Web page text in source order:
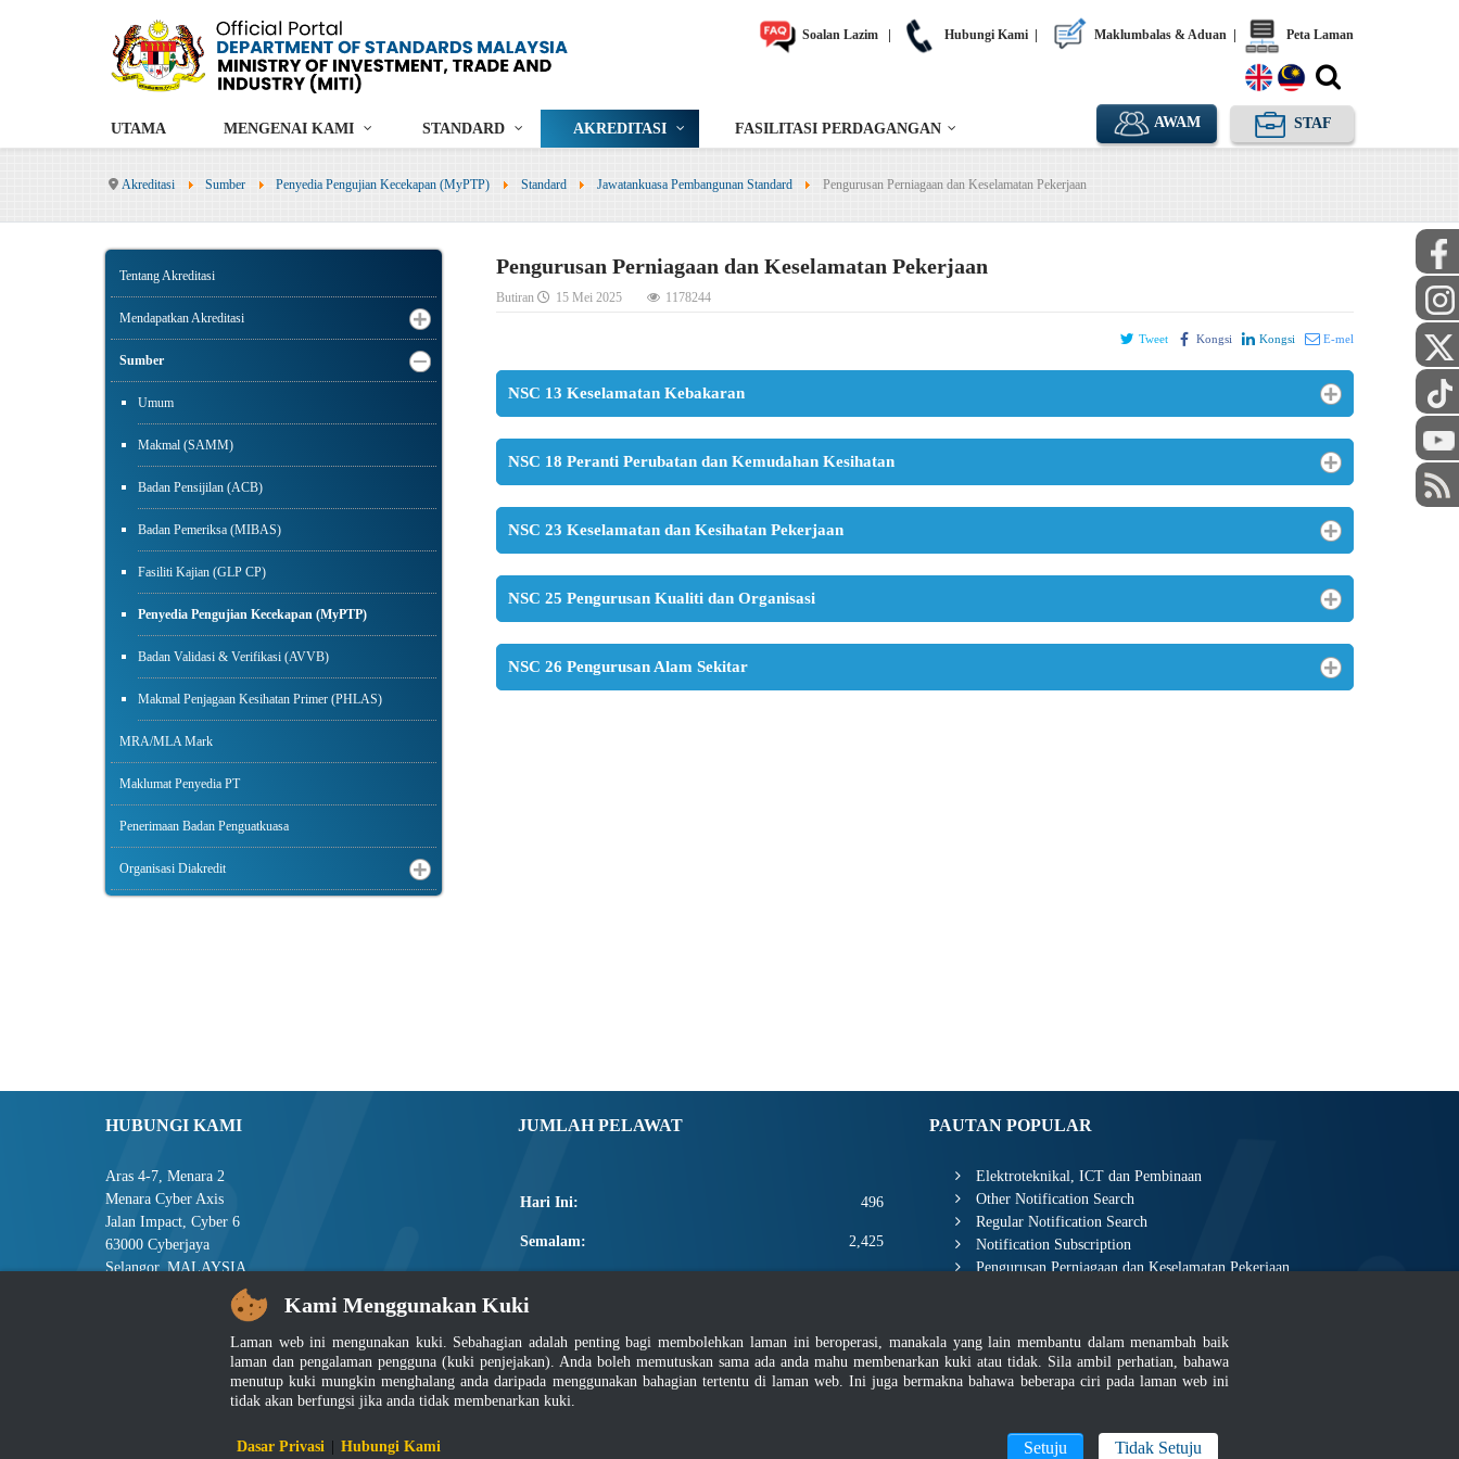
Soalan Lazim Hubungi Kami Maklumbalas & Aduan Peta Laman
UTAMA MENGENAI KAMI STANDARD AKREDITASI FASILITASI PERDAGANGAN AWAM STAF
Akreditasi Sumber Penyedia Pengujian Kecekapan (MyPTP) Standard Jawatankuasa Pembangunan Standard Pengurusan Perniagaan dan Keselamatan Pekerjaan
Tentang Akreditasi
Mendapatkan Akreditasi
Sumber
Umum
Makmal (SAMM)
Badan Pensijilan (ACB)
Badan Pemeriksa (MIBAS)
Fasiliti Kajian (GLP CP)
Penyedia Pengujian Kecekapan (MyPTP)
Badan Validasi & Verifikasi (AVVB)
Makmal Penjagaan Kesihatan Primer (PHLAS)
MRA/MLA Mark
Maklumat Penyedia PT
Penerimaan Badan Penguatkuasa
Organisasi Diakredit
Pengurusan Perniagaan dan Keselamatan Pekerjaan
Butiran 15 Mei 2025 1178244
Tweet Kongsi Kongsi E-mel
NSC 13 Keselamatan Kebakaran
NSC 18 Peranti Perubatan dan Kemudahan Kesihatan
NSC 23 Keselamatan dan Kesihatan Pekerjaan
NSC 25 Pengurusan Kualiti dan Organisasi
NSC 26 Pengurusan Alam Sekitar
HUBUNGI KAMI
Aras 4-7, Menara 2
Menara Cyber Axis
Jalan Impact, Cyber 6
63000 Cyberjaya
Selangor, MALAYSIA
Tel : +603-8008 2900
E-mel : central[at]jsm[dot]gov[dot]my
JUMLAH PELAWAT
Hari Ini: 496
Semalam: 2,425
Total: 2,657,669
PAUTAN POPULAR
Elektroteknikal, ICT dan Pembinaan
Other Notification Search
Regular Notification Search
Notification Subscription
Pengurusan Perniagaan dan Keselamatan Pekerjaan
Penafian|Dasar Keselamatan
Kami Menggunakan Kuki
Laman web ini mengunakan kuki. Sebahagian adalah penting bagi membolehkan laman ini beroperasi, manakala yang lain membantu dalam menambah baik
laman dan pengalaman pengguna (kuki penjejakan). Anda boleh memutuskan sama ada anda mahu membenarkan kuki atau tidak. Sila ambil perhatian, bahawa
menutup kuki mungkin menghalang anda daripada menggunakan bahagian tertentu di laman web. Ini juga bermakna bahawa beberapa ciri pada laman web ini
tidak akan berfungsi jika anda tidak membenarkan kuki.
Setuju Tidak Setuju
Dasar Privasi Hubungi Kami